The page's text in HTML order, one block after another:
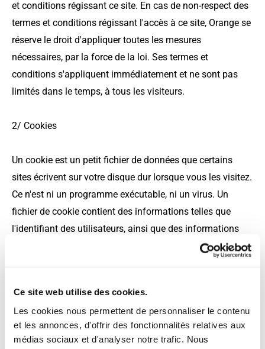
Ce site web utilise des cookies.
Les cookies nous permettent de personnaliser le contenu
et les annonces, d'offrir des fonctionnalités relatives aux
médias sociaux et d'analyser notre trafic. Nous
et conditions régissant ce site. En cas de non-respect des
termes et conditions régissant l'accès à ce site, Orange se
réserve le droit d'appliquer toutes les mesures
nécessaires, par la force de la loi. Ses termes et
conditions s'appliquent immédiatement et ne sont pas
limités dans le temps, à tous les visiteurs.
2/ Cookies
Un cookie est un petit fichier de données que certains
sites écrivent sur votre disque dur lorsque vous les visitez.
Ce n'est ni un programme exécutable, ni un virus. Un
fichier de cookie contient des informations telles que
l'identifiant des utilisateurs, ainsi que des informations
sur votre parcours sur le site. Un cookie ne peut lire les
cookies pour obtenir des informations sur le trafic généré
par le site. Nous sommes ainsi en mesure de déterminer
l'usage que vous faites des informations mises à votre